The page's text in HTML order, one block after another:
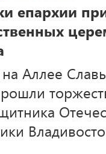
епархии
на Аллее